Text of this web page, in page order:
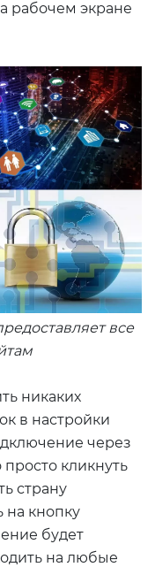
рабочем экране
все
никаких
в настройки
через
кликнуть
страну
на кнопку
будет
на любые